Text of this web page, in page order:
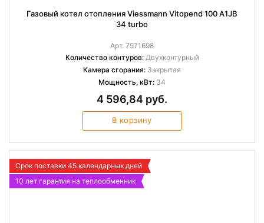
Газовый котел отопления Viessmann Vitopend 100 A1JB
34 turbo
Арт. 7571698
Количество контуров:Двухконтурный
Камера сгорания: Закрытая
Мощность, кВт: 34
4 596,84 руб.
В корзину
Срок поставки 45 календарных дней
10 лет гарантия на теплообменник